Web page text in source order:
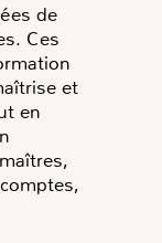
de
Ces
et
en